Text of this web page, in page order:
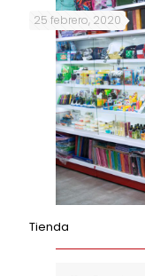
25 febrero, 2020
Tienda